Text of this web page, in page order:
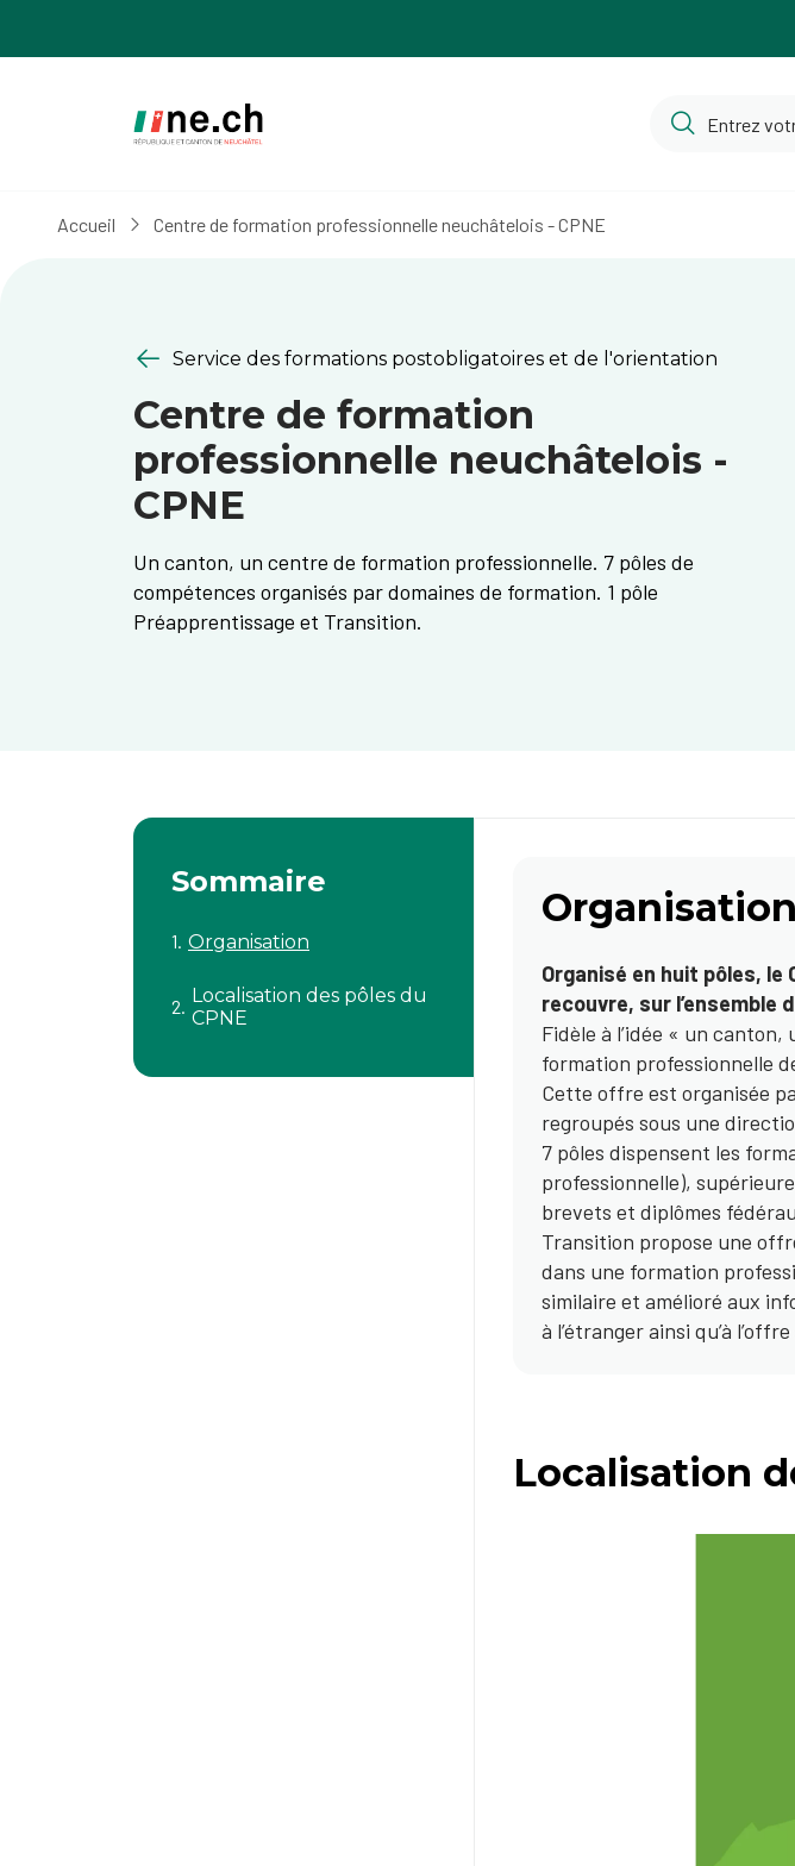
Accueil Centre de formation professionnelle neuchâtelois - CPNE
Service des formations postobligatoires et de l'orientation
Centre de formation
professionnelle neuchâtelois -
CPNE
Un canton, un centre de formation professionnelle. 7 pôles de
compétences organisés par domaines de formation. 1 pôle
Préapprentissage et Transition.
Sommaire
Organisation
Localisation des pôles du
CPNE
Organisation
Organisé en huit pôles,
recouvre, sur l’ensemble
Fidèle à l’idée « un
formation professionnelle
Cette offre est organisée
regroupés sous une
7 pôles dispensent les
professionnelle),
brevets et diplômes
Transition propose une
dans une formation
similaire et amélioré aux
à l’étranger ainsi qu’à
Localisation